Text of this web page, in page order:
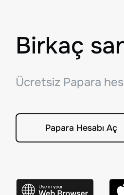
Birkaç
Ücretsiz Papara
Papara Hesabı Aç